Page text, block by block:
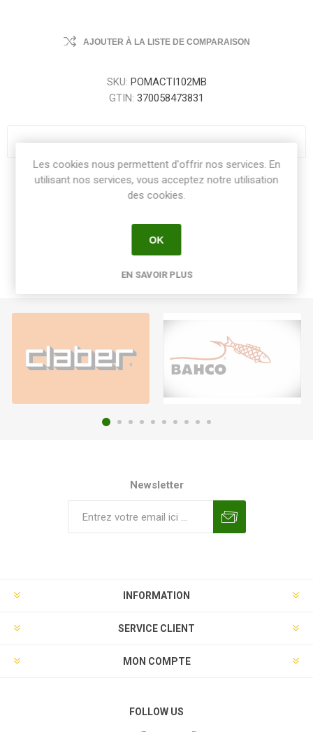
AJOUTER À LA LISTE DE COMPARAISON
SKU: POMACTI102MB
GTIN: 370058473831
Share:
Newsletter
INFORMATION
SERVICE CLIENT
MON COMPTE
FOLLOW US
Les cookies nous permettent d'offrir nos services. En
utilisant nos services, vous acceptez notre utilisation
des cookies.
OK
EN SAVOIR PLUS